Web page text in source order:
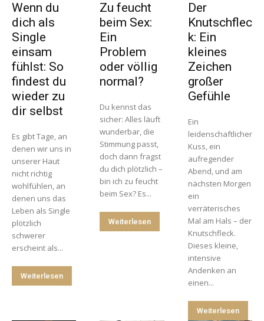
Wenn du
dich als
Single
einsam
fühlst: So
findest du
wieder zu
dir selbst
Es gibt Tage, an
denen wir uns in
unserer Haut
nicht richtig
wohlfühlen, an
denen uns das
Leben als Single
plötzlich
schwerer
erscheint als...
Weiterlesen
Zu feucht
beim Sex:
Ein
Problem
oder völlig
normal?
Du kennst das
sicher: Alles läuft
wunderbar, die
Stimmung passt,
doch dann fragst
du dich plötzlich –
bin ich zu feucht
beim Sex? Es...
Weiterlesen
Der
Knutschflec
k: Ein
kleines
Zeichen
großer
Gefühle
Ein
leidenschaftlicher
Kuss, ein
aufregender
Abend, und am
nächsten Morgen
ein
verräterisches
Mal am Hals – der
Knutschfleck.
Dieses kleine,
intensive
Andenken an
einen...
Weiterlesen